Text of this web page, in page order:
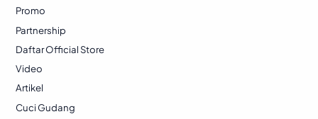
Promo
Partnership
Daftar Official Store
Video
Artikel
Cuci Gudang